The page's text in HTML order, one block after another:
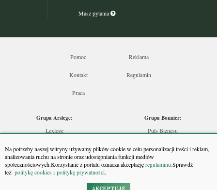
Na potrzeby naszej witryny używamy plików cookie w celu personalizacji treści i reklam,
analizowania ruchu na stronie oraz udostępniania funkcji mediów
społecznościowych.Korzystanie z portalu oznacza akceptacjęregulaminu.Sprawdź
też: politykę cookiesi politykę prywatności.
Masz pytania
Pomoc Reklama
Kontakt Regulamin
Praca
Grupa Arslege:
Lexlege
Skarbowcy
Urzędnik
Rzeczoznawca
Grupa Bonnier:
Puls Biznesu
Puls Medycyny
Monitor Firm